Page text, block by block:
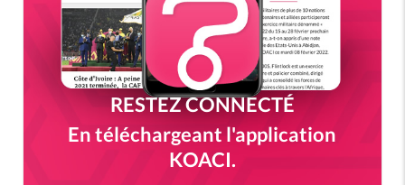
RESTEZ CONNECTÉ
En téléchargeant l'application
KOACI.